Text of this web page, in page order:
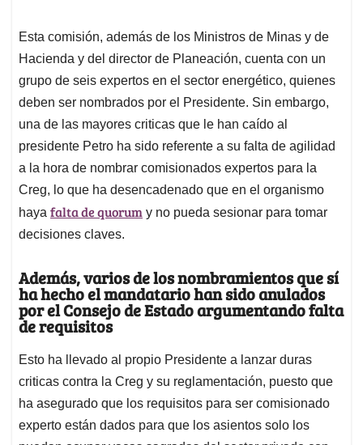
Esta comisión, además de los Ministros de Minas y de
Hacienda y del director de Planeación, cuenta con un
grupo de seis expertos en el sector energético, quienes
deben ser nombrados por el Presidente. Sin embargo,
una de las mayores criticas que le han caído al
presidente Petro ha sido referente a su falta de agilidad
a la hora de nombrar comisionados expertos para la
Creg, lo que ha desencadenado que en el organismo
haya falta de quorum y no pueda sesionar para tomar
decisiones claves.
Además, varios de los nombramientos que sí
ha hecho el mandatario han sido anulados
por el Consejo de Estado argumentando falta
de requisitos
Esto ha llevado al propio Presidente a lanzar duras
criticas contra la Creg y su reglamentación, puesto que
ha asegurado que los requisitos para ser comisionado
experto están dados para que los asientos solo los